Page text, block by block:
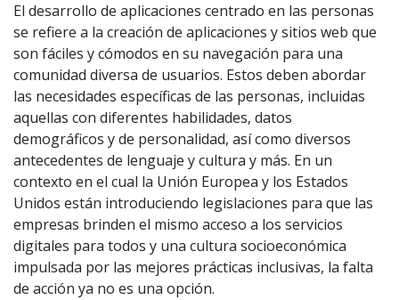
El desarrollo de aplicaciones centrado en las personas
se refiere a la creación de aplicaciones y sitios web que
son fáciles y cómodos en su navegación para una
comunidad diversa de usuarios. Estos deben abordar
las necesidades específicas de las personas, incluidas
aquellas con diferentes habilidades, datos
demográficos y de personalidad, así como diversos
antecedentes de lenguaje y cultura y más. En un
contexto en el cual la Unión Europea y los Estados
Unidos están introduciendo legislaciones para que las
empresas brinden el mismo acceso a los servicios
digitales para todos y una cultura socioeconómica
impulsada por las mejores prácticas inclusivas, la falta
de acción ya no es una opción.